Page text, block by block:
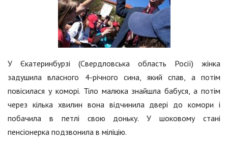
У Єкатеринбурзі (Свердловська область Росії) жінка
задушила власного 4-річного сина, який спав, а потім
повісилася у коморі. Тіло малюка знайшла бабуся, а потім
через кілька хвилин вона відчинила двері до комори і
побачила в петлі свою доньку. У шоковому стані
пенсіонерка подзвонила в міліцію.